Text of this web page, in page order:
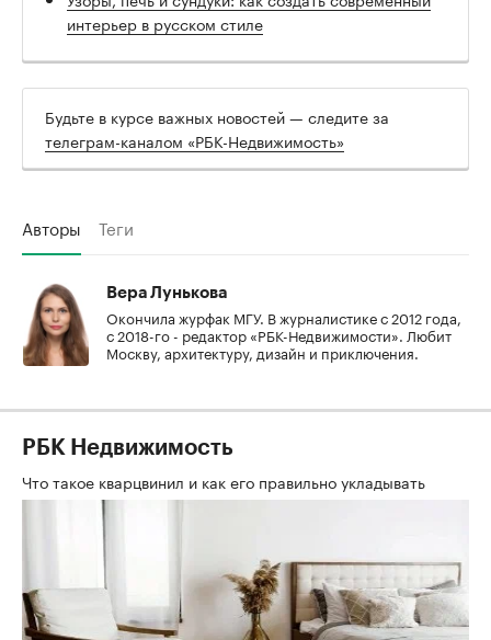
интерьер в русском стиле
Будьте в курсе важных новостей — следите за
телеграм-каналом «РБК-Недвижимость»
Авторы Теги
Вера Лунькова
Окончила журфак МГУ. В журналистике с 2012 года,
с 2018-го - редактор «РБК-Недвижимости». Любит
Москву, архитектуру, дизайн и приключения.
РБК Недвижимость
Что такое кварцвинил и как его правильно укладывать